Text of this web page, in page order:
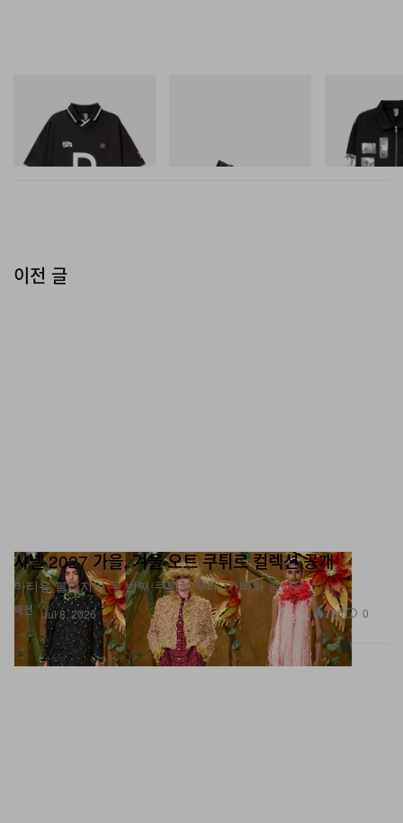
Billionaire Boys Club X Initial
D Game Shirt
쇼핑하기
Billionaire
D Cotton Jacket
쇼핑하기
패션
마티유 블라지의 두 번째 쿠튀르 무대 ‘가비와 콩나무’.
Jul 8, 2026 765